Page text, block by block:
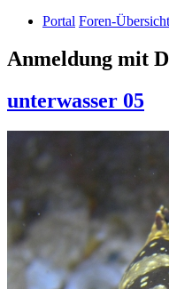
Portal Foren-Übersicht
Anmeldung mit
unterwasser 05